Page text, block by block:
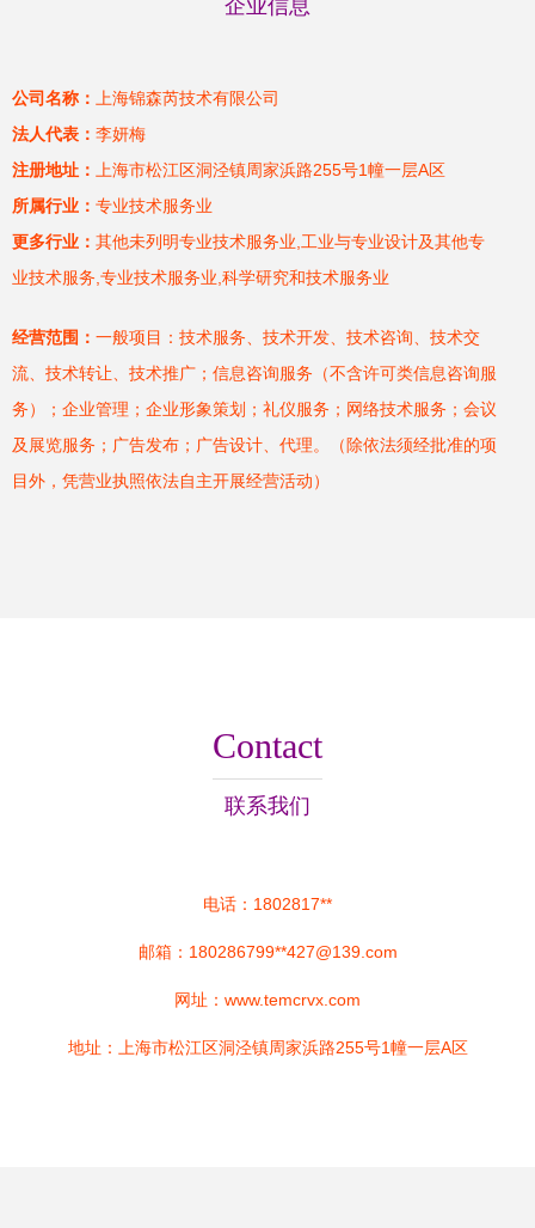
企业信息
公司名称：
上海锦森芮技术有限公司
法人代表： 李妍梅
注册地址：
上海市松江区洞泾镇周家浜路255号1幢一层A区
所属行业： 专业技术服务业
更多行业： 其他未列明专业技术服务业,工业与专业设计及其他专
业技术服务,专业技术服务业,科学研究和技术服务业
经营范围： 一般项目：技术服务、技术开发、技术咨询、技术交
流、技术转让、技术推广；信息咨询服务（不含许可类信息咨询服
务）；企业管理；企业形象策划；礼仪服务；网络技术服务；会议
及展览服务；广告发布；广告设计、代理。（除依法须经批准的项
目外，凭营业执照依法自主开展经营活动）
Contact
联系我们
电话：1802817**
邮箱：180286799**427@139.com
网址： www.temcrvx.com
地址：上海市松江区洞泾镇周家浜路255号1幢一层A区